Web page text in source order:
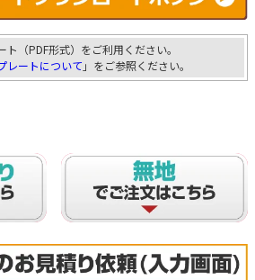
（PDF形式）をご利用ください。
レートについて 」をご参照ください。